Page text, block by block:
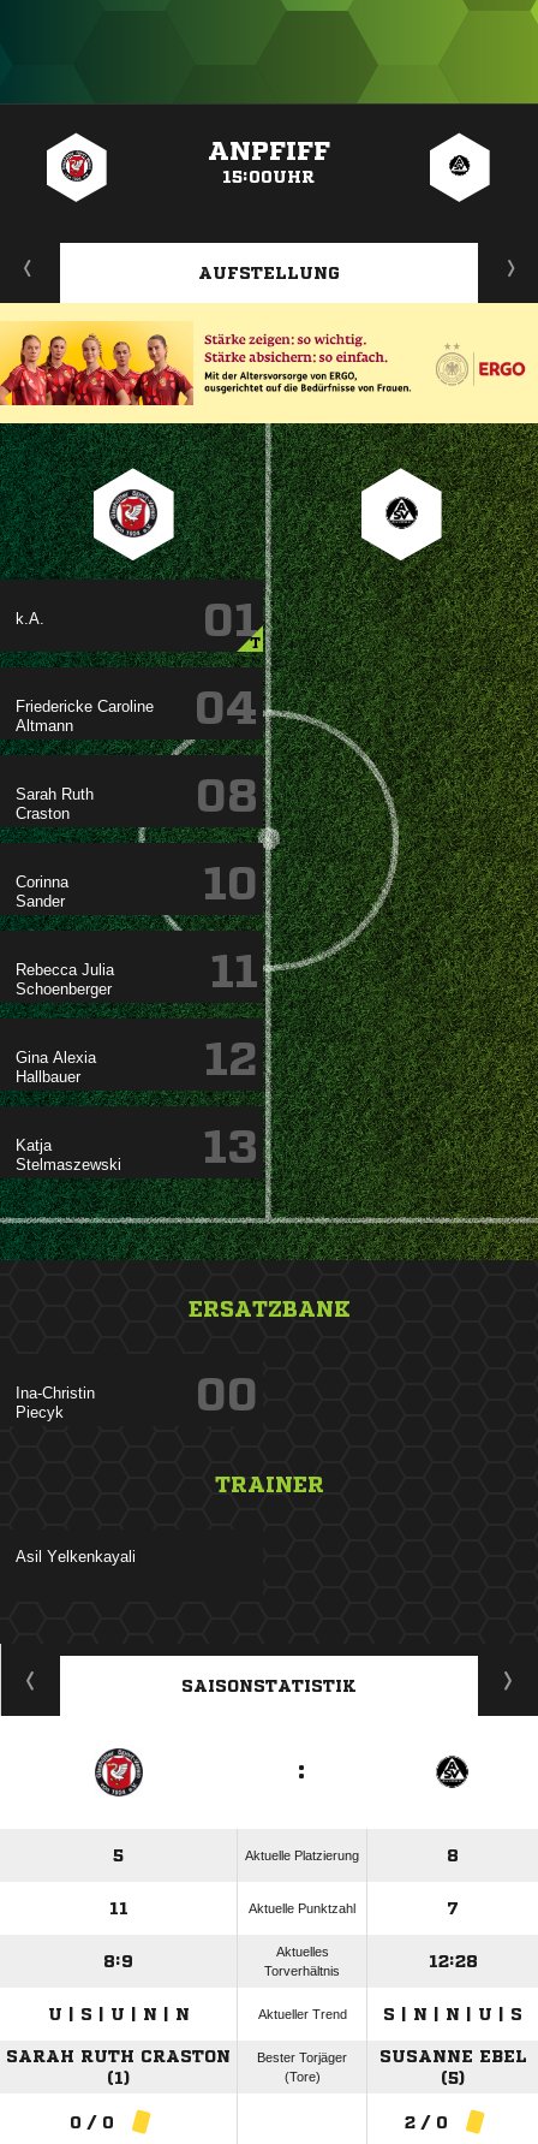
ANPFIFF
15:00UHR
AUFSTELLUNG
k.A. 01
T
 

04
 

08


10
 

11
 

12


13
ERSATZBANK


00
TRAINER
 
ANZEIGE
SAISONSTATISTIK
:
5 Aktuelle Platzierung 8
11 Aktuelle Punktzahl 7
8:9
Aktuelles
Torverhältnis
12:28
U | S | U | N | N Aktueller Trend S | N | N | U | S
SARAH RUTH CRASTON
(1)
Bester Torjäger
(Tore)
SUSANNE EBEL
(5)
0 / 0 2 / 0